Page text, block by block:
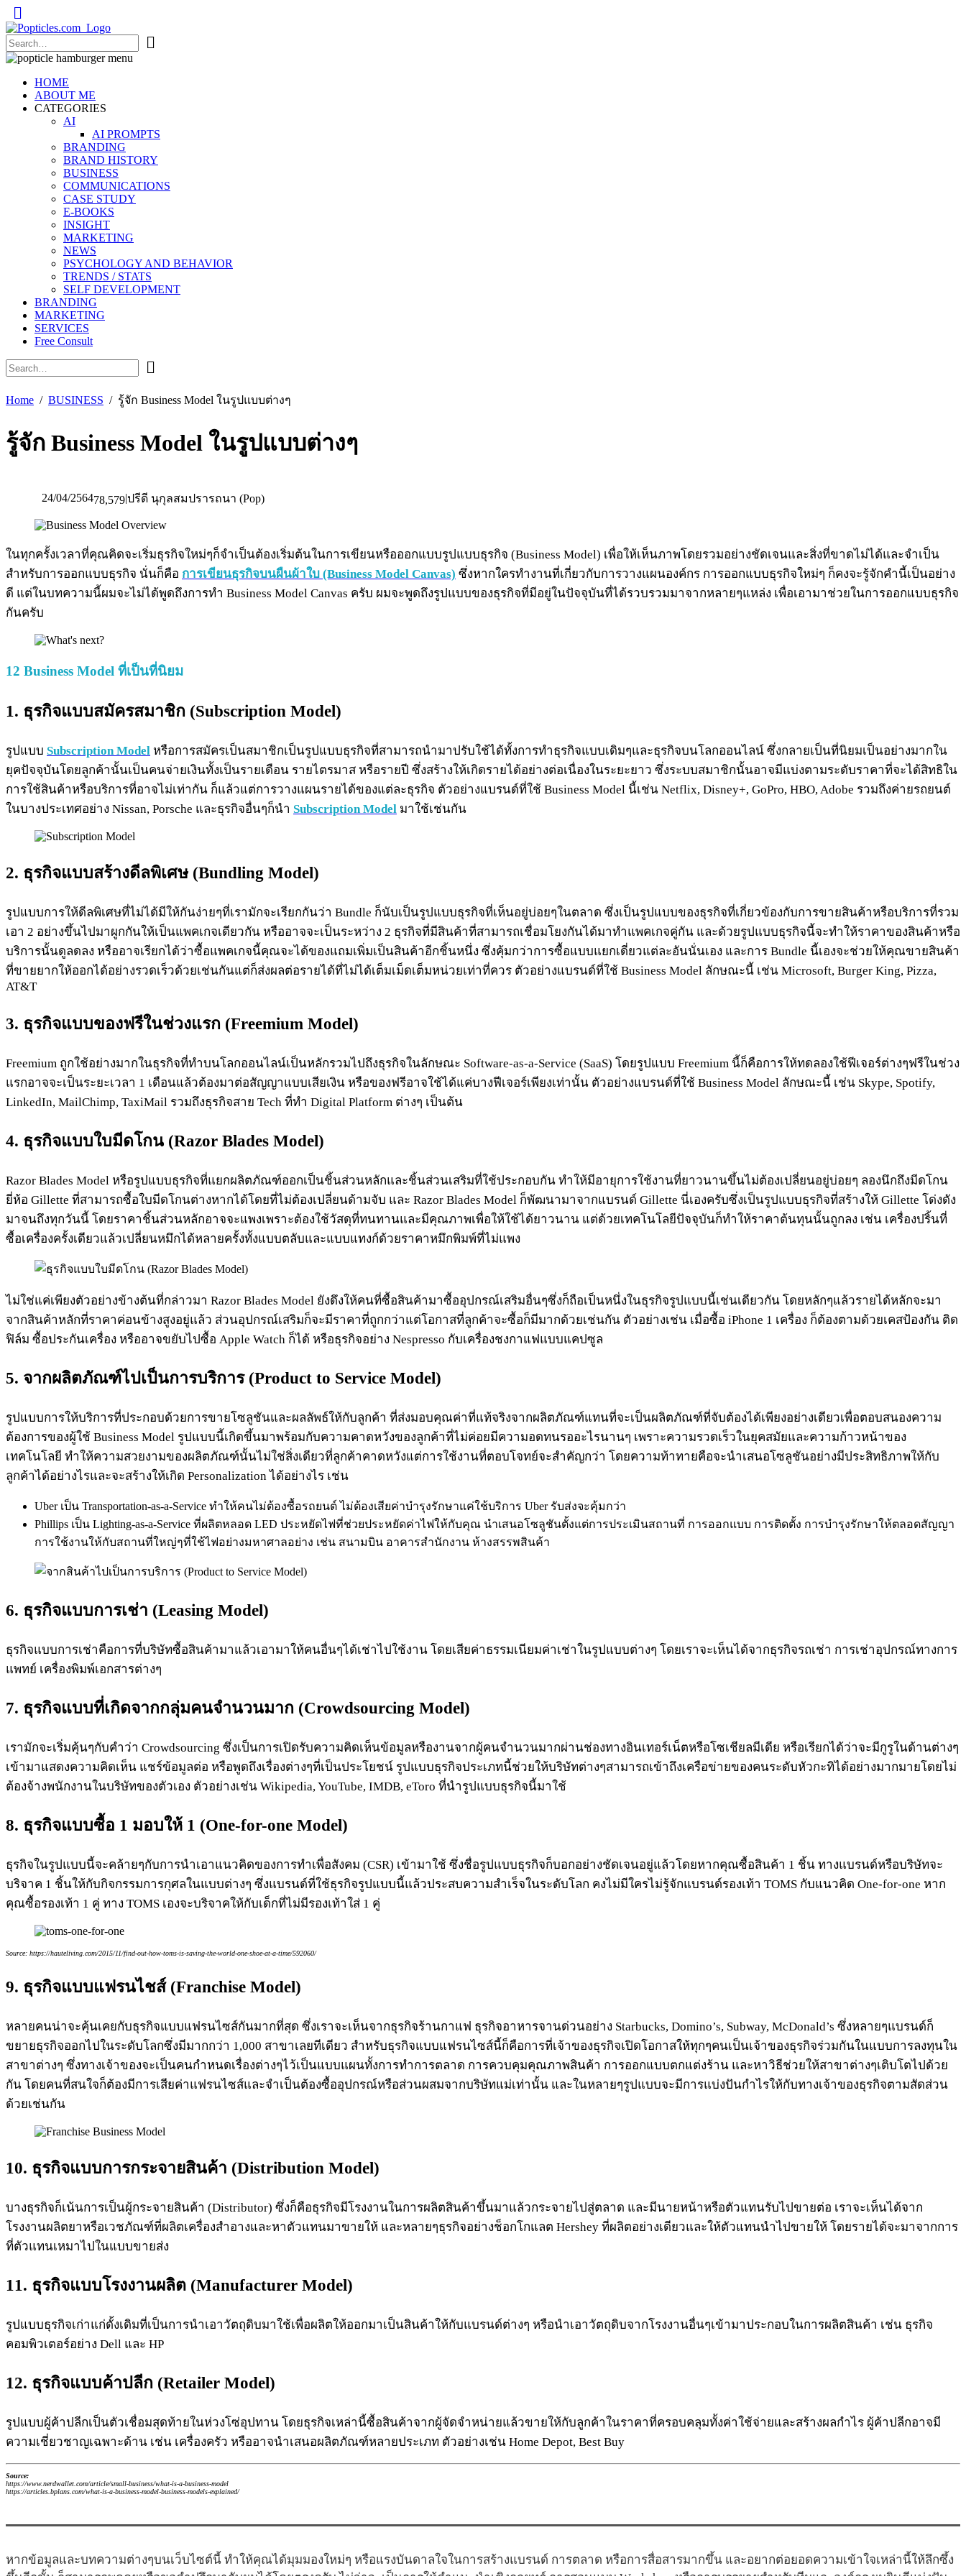
Popticles.com
HOME
ABOUT ME
CATEGORIES
AI
AI PROMPTS
BRANDING
BRAND HISTORY
BUSINESS
COMMUNICATIONS
CASE STUDY
E-BOOKS
INSIGHT
MARKETING
NEWS
PSYCHOLOGY AND BEHAVIOR
TRENDS / STATS
SELF DEVELOPMENT
BRANDING
MARKETING
SERVICES
Free Consult
Home BUSINESS รู้จัก Business Model ในรูปแบบต่างๆ
รู้จัก Business Model ในรูปแบบต่างๆ
24/04/256478,579|ปรีดี นุกุลสมปรารถนา (Pop)
ในทุกครั้งเวลาที่คุณคิดจะเริ่มธุรกิจใหม่ๆก็จำเป็นต้องเริ่มต้นในการเขียนหรือออกแบบรูปแบบธุรกิจ (Business Model) เพื่อให้เห็นภาพโดยรวมอย่างชัดเจนและสิ่งที่ขาดไม่ได้และจำเป็น
สำหรับการออกแบบธุรกิจ นั่นก็คือ การเขียนธุรกิจบนผืนผ้าใบ (Business Model Canvas) ซึ่งหากใครทำงานที่เกี่ยวกับการวางแผนองค์กร การออกแบบธุรกิจใหม่ๆ ก็คงจะรู้จักคำนี้เป็นอย่าง
ดี แต่ในบทความนี้ผมจะไม่ได้พูดถึงการทำ Business Model Canvas ครับ ผมจะพูดถึงรูปแบบของธุรกิจที่มีอยู่ในปัจจุบันที่ได้รวบรวมมาจากหลายๆแหล่ง เพื่อเอามาช่วยในการออกแบบธุรกิจ
กันครับ
12 Business Model ที่เป็นที่นิยม
1. ธุรกิจแบบสมัครสมาชิก (Subscription Model)
รูปแบบ Subscription Model หรือการสมัครเป็นสมาชิกเป็นรูปแบบธุรกิจที่สามารถนำมาปรับใช้ได้ทั้งการทำธุรกิจแบบเดิมๆและธุรกิจบนโลกออนไลน์ ซึ่งกลายเป็นที่นิยมเป็นอย่างมากใน
ยุคปัจจุบันโดยลูกค้านั้นเป็นคนจ่ายเงินทั้งเป็นรายเดือน รายไตรมาส หรือรายปี ซึ่งสร้างให้เกิดรายได้อย่างต่อเนื่องในระยะยาว ซึ่งระบบสมาชิกนั้นอาจมีแบ่งตามระดับราคาที่จะได้สิทธิใน
การใช้สินค้าหรือบริการที่อาจไม่เท่ากัน ก็แล้วแต่การวางแผนรายได้ของแต่ละธุรกิจ ตัวอย่างแบรนด์ที่ใช้ Business Model นี้เช่น Netflix, Disney+, GoPro, HBO, Adobe รวมถึงค่ายรถยนต์
ในบางประเทศอย่าง Nissan, Porsche และธุรกิจอื่นๆก็นำ Subscription Model มาใช้เช่นกัน
2. ธุรกิจแบบสร้างดีลพิเศษ (Bundling Model)
รูปแบบการให้ดีลพิเศษที่ไม่ได้มีให้กันง่ายๆที่เรามักจะเรียกกันว่า Bundle ก็นับเป็นรูปแบบธุรกิจที่เห็นอยู่บ่อยๆในตลาด ซึ่งเป็นรูปแบบของธุรกิจที่เกี่ยวข้องกับการขายสินค้าหรือบริการที่รวม
เอา 2 อย่างขึ้นไปมาผูกกันให้เป็นแพคเกจเดียวกัน หรืออาจจะเป็นระหว่าง 2 ธุรกิจที่มีสินค้าที่สามารถเชื่อมโยงกันได้มาทำแพคเกจคู่กัน และด้วยรูปแบบธุรกิจนี้จะทำให้ราคาของสินค้าหรือ
บริการนั้นดูลดลง หรืออาจเรียกได้ว่าซื้อแพคเกจนี้คุณจะได้ของแถมเพิ่มเป็นสินค้าอีกชิ้นหนึ่ง ซึ่งคุ้มกว่าการซื้อแบบแยกเดี่ยวแต่ละอันนั่นเอง และการ Bundle นี้เองจะช่วยให้คุณขายสินค้า
ที่ขายยากให้ออกได้อย่างรวดเร็วด้วยเช่นกันแต่ก็ส่งผลต่อรายได้ที่ไม่ได้เต็มเม็ดเต็มหน่วยเท่าที่ควร ตัวอย่างแบรนด์ที่ใช้ Business Model ลักษณะนี้ เช่น Microsoft, Burger King, Pizza,
AT&T
3. ธุรกิจแบบของฟรีในช่วงแรก (Freemium Model)
Freemium ถูกใช้อย่างมากในธุรกิจที่ทำบนโลกออนไลน์เป็นหลักรวมไปถึงธุรกิจในลักษณะ Software-as-a-Service (SaaS) โดยรูปแบบ Freemium นี้ก็คือการให้ทดลองใช้ฟีเจอร์ต่างๆฟรีในช่วง
แรกอาจจะเป็นระยะเวลา 1 เดือนแล้วต้องมาต่อสัญญาแบบเสียเงิน หรือของฟรีอาจใช้ได้แค่บางฟีเจอร์เพียงเท่านั้น ตัวอย่างแบรนด์ที่ใช้ Business Model ลักษณะนี้ เช่น Skype, Spotify,
LinkedIn, MailChimp, TaxiMail รวมถึงธุรกิจสาย Tech ที่ทำ Digital Platform ต่างๆ เป็นต้น
4. ธุรกิจแบบใบมีดโกน (Razor Blades Model)
Razor Blades Model หรือรูปแบบธุรกิจที่แยกผลิตภัณฑ์ออกเป็นชิ้นส่วนหลักและชิ้นส่วนเสริมที่ใช้ประกอบกัน ทำให้มีอายุการใช้งานที่ยาวนานขึ้นไม่ต้องเปลี่ยนอยู่บ่อยๆ ลองนึกถึงมีดโกน
ยี่ห้อ Gillette ที่สามารถซื้อใบมีดโกนต่างหากได้โดยที่ไม่ต้องเปลี่ยนด้ามจับ และ Razor Blades Model ก็พัฒนามาจากแบรนด์ Gillette นี่เองครับซึ่งเป็นรูปแบบธุรกิจที่สร้างให้ Gillette โด่งดัง
มาจนถึงทุกวันนี้ โดยราคาชิ้นส่วนหลักอาจจะแพงเพราะต้องใช้วัสดุที่ทนทานและมีคุณภาพเพื่อให้ใช้ได้ยาวนาน แต่ด้วยเทคโนโลยีปัจจุบันก็ทำให้ราคาต้นทุนนั้นถูกลง เช่น เครื่องปริ้นที่
ซื้อเครื่องครั้งเดียวแล้วเปลี่ยนหมึกได้หลายครั้งทั้งแบบตลับและแบบแทงก์ด้วยราคาหมึกพิมพ์ที่ไม่แพง
ไม่ใช่แค่เพียงตัวอย่างข้างต้นที่กล่าวมา Razor Blades Model ยังดึงให้คนที่ซื้อสินค้ามาซื้ออุปกรณ์เสริมอื่นๆซึ่งก็ถือเป็นหนึ่งในธุรกิจรูปแบบนี้เช่นเดียวกัน โดยหลักๆแล้วรายได้หลักจะมา
จากสินค้าหลักที่ราคาค่อนข้างสูงอยู่แล้ว ส่วนอุปกรณ์เสริมก็จะมีราคาที่ถูกกว่าแต่โอกาสที่ลูกค้าจะซื้อก็มีมากด้วยเช่นกัน ตัวอย่างเช่น เมื่อซื้อ iPhone 1 เครื่อง ก็ต้องตามด้วยเคสป้องกัน ติด
ฟิล์ม ซื้อประกันเครื่อง หรืออาจขยับไปซื้อ Apple Watch ก็ได้ หรือธุรกิจอย่าง Nespresso กับเครื่องชงกาแฟแบบแคปซูล
5. จากผลิตภัณฑ์ไปเป็นการบริการ (Product to Service Model)
รูปแบบการให้บริการที่ประกอบด้วยการขายโซลูชันและผลลัพธ์ให้กับลูกค้า ที่ส่งมอบคุณค่าที่แท้จริงจากผลิตภัณฑ์แทนที่จะเป็นผลิตภัณฑ์ที่จับต้องได้เพียงอย่างเดียวเพื่อตอบสนองความ
ต้องการของผู้ใช้ Business Model รูปแบบนี้เกิดขึ้นมาพร้อมกับความคาดหวังของลูกค้าที่ไม่ค่อยมีความอดทนรออะไรนานๆ เพราะความรวดเร็วในยุคสมัยและความก้าวหน้าของ
เทคโนโลยี ทำให้ความสวยงามของผลิตภัณฑ์นั้นไม่ใช่สิ่งเดียวที่ลูกค้าคาดหวังแต่การใช้งานที่ตอบโจทย์จะสำคัญกว่า โดยความท้าทายคือจะนำเสนอโซลูชันอย่างมีประสิทธิภาพให้กับ
ลูกค้าได้อย่างไรและจะสร้างให้เกิด Personalization ได้อย่างไร เช่น
Uber เป็น Transportation-as-a-Service ทำให้คนไม่ต้องซื้อรถยนต์ ไม่ต้องเสียค่าบำรุงรักษาแค่ใช้บริการ Uber รับส่งจะคุ้มกว่า
Phillips เป็น Lighting-as-a-Service ที่ผลิตหลอด LED ประหยัดไฟที่ช่วยประหยัดค่าไฟให้กับคุณ นำเสนอโซลูชันตั้งแต่การประเมินสถานที่ การออกแบบ การติดตั้ง การบำรุงรักษาให้ตลอดสัญญา
การใช้งานให้กับสถานที่ใหญ่ๆที่ใช้ไฟอย่างมหาศาลอย่าง เช่น สนามบิน อาคารสำนักงาน ห้างสรรพสินค้า
6. ธุรกิจแบบการเช่า (Leasing Model)
ธุรกิจแบบการเช่าคือการที่บริษัทซื้อสินค้ามาแล้วเอามาให้คนอื่นๆได้เช่าไปใช้งาน โดยเสียค่าธรรมเนียมค่าเช่าในรูปแบบต่างๆ โดยเราจะเห็นได้จากธุรกิจรถเช่า การเช่าอุปกรณ์ทางการ
แพทย์ เครื่องพิมพ์เอกสารต่างๆ
7. ธุรกิจแบบที่เกิดจากกลุ่มคนจำนวนมาก (Crowdsourcing Model)
เรามักจะเริ่มคุ้นๆกับคำว่า Crowdsourcing ซึ่งเป็นการเปิดรับความคิดเห็นข้อมูลหรืองานจากผู้คนจำนวนมากผ่านช่องทางอินเทอร์เน็ตหรือโซเชียลมีเดีย หรือเรียกได้ว่าจะมีกูรูในด้านต่างๆ
เข้ามาแสดงความคิดเห็น แชร์ข้อมูลต่อ หรือพูดถึงเรื่องต่างๆที่เป็นประโยชน์ รูปแบบธุรกิจประเภทนี้ช่วยให้บริษัทต่างๆสามารถเข้าถึงเครือข่ายของคนระดับหัวกะทิได้อย่างมากมายโดยไม่
ต้องจ้างพนักงานในบริษัทของตัวเอง ตัวอย่างเช่น Wikipedia, YouTube, IMDB, eToro ที่นำรูปแบบธุรกิจนี้มาใช้
8. ธุรกิจแบบซื้อ 1 มอบให้ 1 (One-for-one Model)
ธุรกิจในรูปแบบนี้จะคล้ายๆกับการนำเอาแนวคิดของการทำเพื่อสังคม (CSR) เข้ามาใช้ ซึ่งชื่อรูปแบบธุรกิจก็บอกอย่างชัดเจนอยู่แล้วโดยหากคุณซื้อสินค้า 1 ชิ้น ทางแบรนด์หรือบริษัทจะ
บริจาค 1 ชิ้นให้กับกิจกรรมการกุศลในแบบต่างๆ ซึ่งแบรนด์ที่ใช้ธุรกิจรูปแบบนี้แล้วประสบความสำเร็จในระดับโลก คงไม่มีใครไม่รู้จักแบรนด์รองเท้า TOMS กับแนวคิด One-for-one หาก
คุณซื้อรองเท้า 1 คู่ ทาง TOMS เองจะบริจาคให้กับเด็กที่ไม่มีรองเท้าใส่ 1 คู่
Source: https://hauteliving.com/2015/11/find-out-how-toms-is-saving-the-world-one-shoe-at-a-time/592060/
9. ธุรกิจแบบแฟรนไชส์ (Franchise Model)
หลายคนน่าจะคุ้นเคยกับธุรกิจแบบแฟรนไซส์กันมากที่สุด ซึ่งเราจะเห็นจากธุรกิจร้านกาแฟ ธุรกิจอาหารจานด่วนอย่าง Starbucks, Domino’s, Subway, McDonald’s ซึ่งหลายๆแบรนด์ก็
ขยายธุรกิจออกไปในระดับโลกซึ่งมีมากกว่า 1,000 สาขาเลยทีเดียว สำหรับธุรกิจแบบแฟรนไซส์นี้ก็คือการที่เจ้าของธุรกิจเปิดโอกาสให้ทุกๆคนเป็นเจ้าของธุรกิจร่วมกันในแบบการลงทุนใน
สาขาต่างๆ ซึ่งทางเจ้าของจะเป็นคนกำหนดเรื่องต่างๆไว้เป็นแบบแผนทั้งการทำการตลาด การควบคุมคุณภาพสินค้า การออกแบบตกแต่งร้าน และหาวิธีช่วยให้สาขาต่างๆเติบโตไปด้วย
กัน โดยคนที่สนใจก็ต้องมีการเสียค่าแฟรนไซส์และจำเป็นต้องซื้ออุปกรณ์หรือส่วนผสมจากบริษัทแม่เท่านั้น และในหลายๆรูปแบบจะมีการแบ่งปันกำไรให้กับทางเจ้าของธุรกิจตามสัดส่วน
ด้วยเช่นกัน
10. ธุรกิจแบบการกระจายสินค้า (Distribution Model)
บางธุรกิจก็เน้นการเป็นผู้กระจายสินค้า (Distributor) ซึ่งก็คือธุรกิจมีโรงงานในการผลิตสินค้าขึ้นมาแล้วกระจายไปสู่ตลาด และมีนายหน้าหรือตัวแทนรับไปขายต่อ เราจะเห็นได้จาก
โรงงานผลิตยาหรือเวชภัณฑ์ที่ผลิตเครื่องสำอางและหาตัวแทนมาขายให้ และหลายๆธุรกิจอย่างช็อกโกแลต Hershey ที่ผลิตอย่างเดียวและให้ตัวแทนนำไปขายให้ โดยรายได้จะมาจากการ
ที่ตัวแทนเหมาไปในแบบขายส่ง
11. ธุรกิจแบบโรงงานผลิต (Manufacturer Model)
รูปแบบธุรกิจเก่าแก่ดั้งเดิมที่เป็นการนำเอาวัตถุดิบมาใช้เพื่อผลิตให้ออกมาเป็นสินค้าให้กับแบรนด์ต่างๆ หรือนำเอาวัตถุดิบจากโรงงานอื่นๆเข้ามาประกอบในการผลิตสินค้า เช่น ธุรกิจ
คอมพิวเตอร์อย่าง Dell และ HP
12. ธุรกิจแบบค้าปลีก (Retailer Model)
รูปแบบผู้ค้าปลีกเป็นตัวเชื่อมสุดท้ายในห่วงโซ่อุปทาน โดยธุรกิจเหล่านี้ซื้อสินค้าจากผู้จัดจำหน่ายแล้วขายให้กับลูกค้าในราคาที่ครอบคลุมทั้งค่าใช้จ่ายและสร้างผลกำไร ผู้ค้าปลีกอาจมี
ความเชี่ยวชาญเฉพาะด้าน เช่น เครื่องครัว หรืออาจนำเสนอผลิตภัณฑ์หลายประเภท ตัวอย่างเช่น Home Depot, Best Buy
Source:
https://www.nerdwallet.com/article/small-business/what-is-a-business-model
https://articles.bplans.com/what-is-a-business-model-business-models-explained/
หากข้อมูลและบทความต่างๆบนเว็บไซต์นี้ ทำให้คุณได้มุมมองใหม่ๆ หรือแรงบันดาลใจในการสร้างแบรนด์ การตลาด หรือการสื่อสารมากขึ้น และอยากต่อยอดความเข้าใจเหล่านี้ให้ลึกซึ้ง